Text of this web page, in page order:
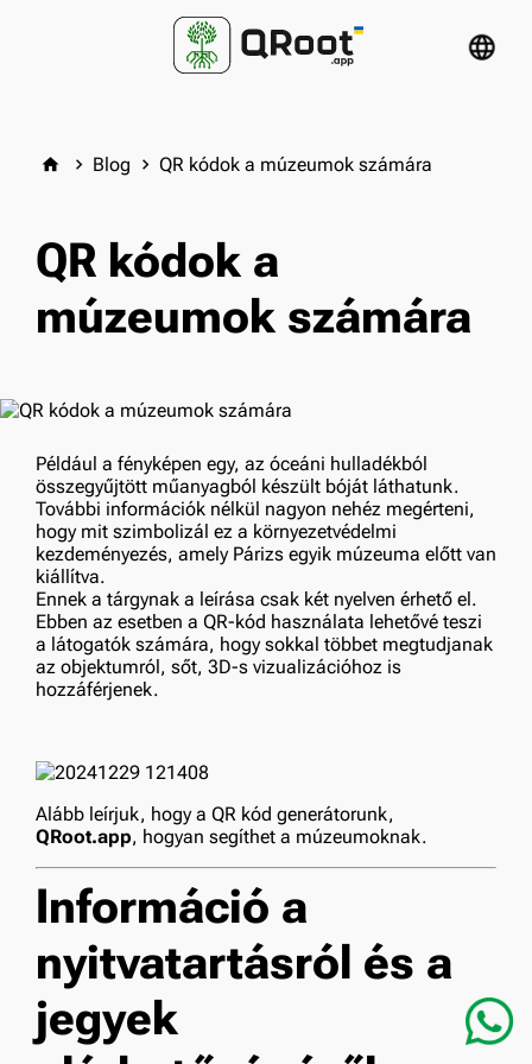
language
home keyboard_arrow_right Blog keyboard_arrow_right QR kódok a múzeumok számára
QR kódok a
múzeumok számára
Például a fényképen egy, az óceáni hulladékból
összegyűjtött műanyagból készült bóját láthatunk.
További információk nélkül nagyon nehéz megérteni,
hogy mit szimbolizál ez a környezetvédelmi
kezdeményezés, amely Párizs egyik múzeuma előtt van
kiállítva.
Ennek a tárgynak a leírása csak két nyelven érhető el.
Ebben az esetben a QR-kód használata lehetővé teszi
a látogatók számára, hogy sokkal többet megtudjanak
az objektumról, sőt, 3D-s vizualizációhoz is
hozzáférjenek.
Alább leírjuk, hogy a QR kód generátorunk,
QRoot.app, hogyan segíthet a múzeumoknak.
Információ a
nyitvatartásról és a
jegyek